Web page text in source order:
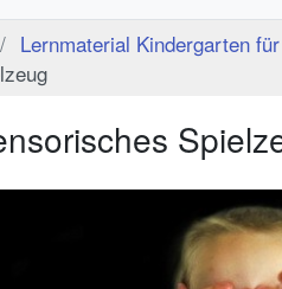
Lernmaterial Kindergarten